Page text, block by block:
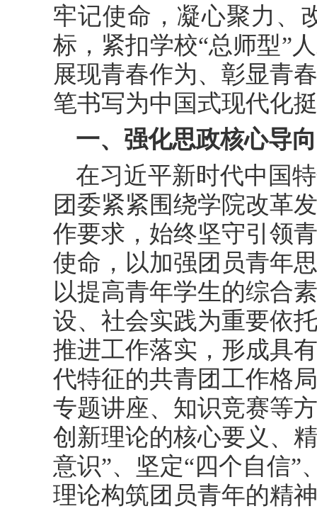
牢记使命，凝心聚力、
标，紧扣学校“总师型”
展现青春作为、彰显青
笔书写为中国式现代化
一、强化思政核心导
在习近平新时代中国
团委紧紧围绕学院改革
作要求，始终坚守引领
使命，以加强团员青年
以提高青年学生的综合
设、社会实践为重要依
推进工作落实，形成具
代特征的共青团工作格
专题讲座、知识竞赛等
创新理论的核心要义、
意识”、坚定“四个自信”
理论构筑团员青年的精